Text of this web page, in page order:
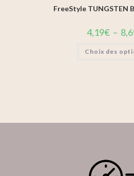
FreeStyle TUNGSTEN
4,19€ –
Choix des